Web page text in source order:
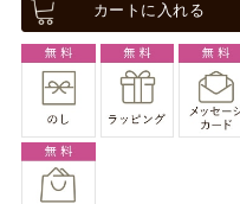
カートに入れる